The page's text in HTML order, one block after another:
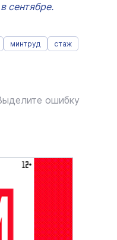
сентябре.
минтруд стаж
ошибку